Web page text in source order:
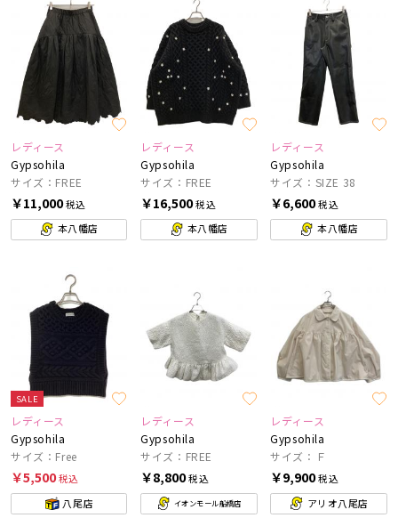
レディース
Gypsohila
サイズ：FREE
￥11,000税込
本八幡店
レディース
Gypsohila
サイズ：FREE
￥16,500税込
本八幡店
レディース
Gypsohila
サイズ：SIZE 38
￥6,600税込
本八幡店
SALE
レディース
Gypsohila
サイズ：Free
￥5,500税込
八尾店
レディース
Gypsohila
サイズ：FREE
￥8,800税込
イオンモール船橋店
レディース
Gypsohila
サイズ：Ｆ
￥9,900税込
アリオ八尾店